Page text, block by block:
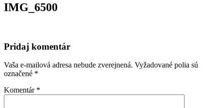
IMG_6500
Pridaj komentár
Vaša e-mailová adresa nebude zverejnená. Vyžadované polia sú
označené *
Komentár *